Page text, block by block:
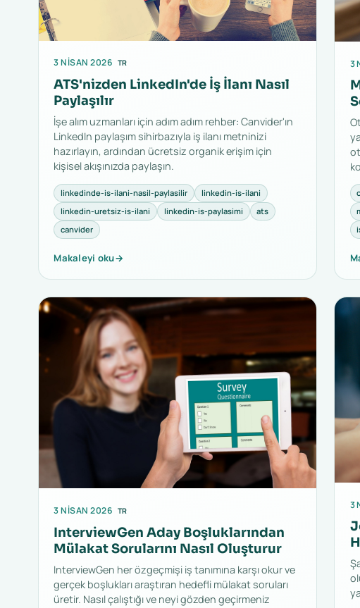
3 NISAN 2026 TR
ATS'nizden LinkedIn'de İş İlanı Nasıl
Paylaşılır
İşe alım uzmanları için adım adım rehber: Canvider'ın
LinkedIn paylaşım sihirbazıyla iş ilanı metninizi
hazırlayın, ardından ücretsiz organik erişim için
kişisel akışınızda paylaşın.
linkedinde-is-ilani-nasil-paylasilir
linkedin-is-ilani
linkedin-uretsiz-is-ilani
linkedin-is-paylasimi
ats
canvider
Makaleyi oku→
3
3 NISAN 2026 TR
InterviewGen Aday Boşluklarından
Mülakat Sorularını Nasıl Oluşturur
InterviewGen her özgeçmişi iş tanımına karşı okur ve
gerçek boşlukları araştıran hedefli mülakat soruları
üretir. Nasıl çalıştığı ve neyi gözden geçirmeniz
3